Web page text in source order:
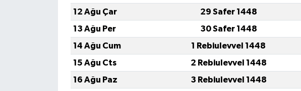
12 Ağu Çar
29 Safer 1448
13 Ağu Per
30 Safer 1448
14 Ağu Cum
1 Rebiulevvel 1448
15 Ağu Cts
2 Rebiulevvel 1448
16 Ağu Paz
3 Rebiulevvel 1448
Rüya Tabirleri